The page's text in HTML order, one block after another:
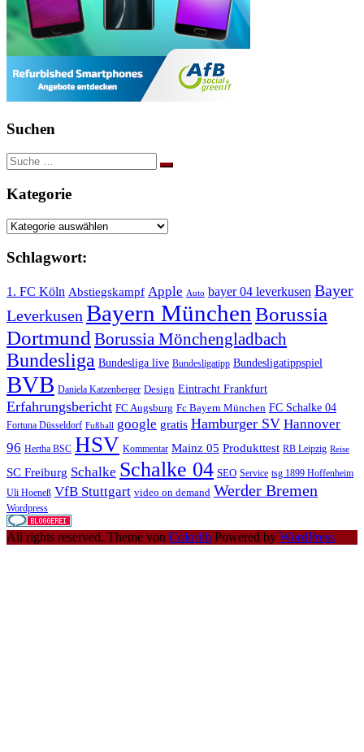
Suchen
Suche
nach:
Kategorie
Kategorie
Schlagwort:
1. FC Köln Abstiegskampf Apple Auto bayer 04 leverkusen Bayer
Leverkusen Bayern München Borussia
Dortmund Borussia Mönchengladbach
Bundesliga Bundesliga live Bundesligatipp Bundesligatippspiel
BVB Daniela Katzenberger Design Eintracht Frankfurt
Erfahrungsbericht FC Augsburg Fc Bayern München FC Schalke 04
Fortuna Düsseldorf Fußball google gratis Hamburger SV Hannover
96 Hertha BSC HSV Kommentar Mainz 05 Produkttest RB Leipzig Reise
SC Freiburg Schalke Schalke 04 SEO Service tsg 1899 Hoffenheim
Uli Hoeneß VfB Stuttgart video on demand Werder Bremen
Wordpress
All rights reserved. Theme von Colorlib Powered by WordPress